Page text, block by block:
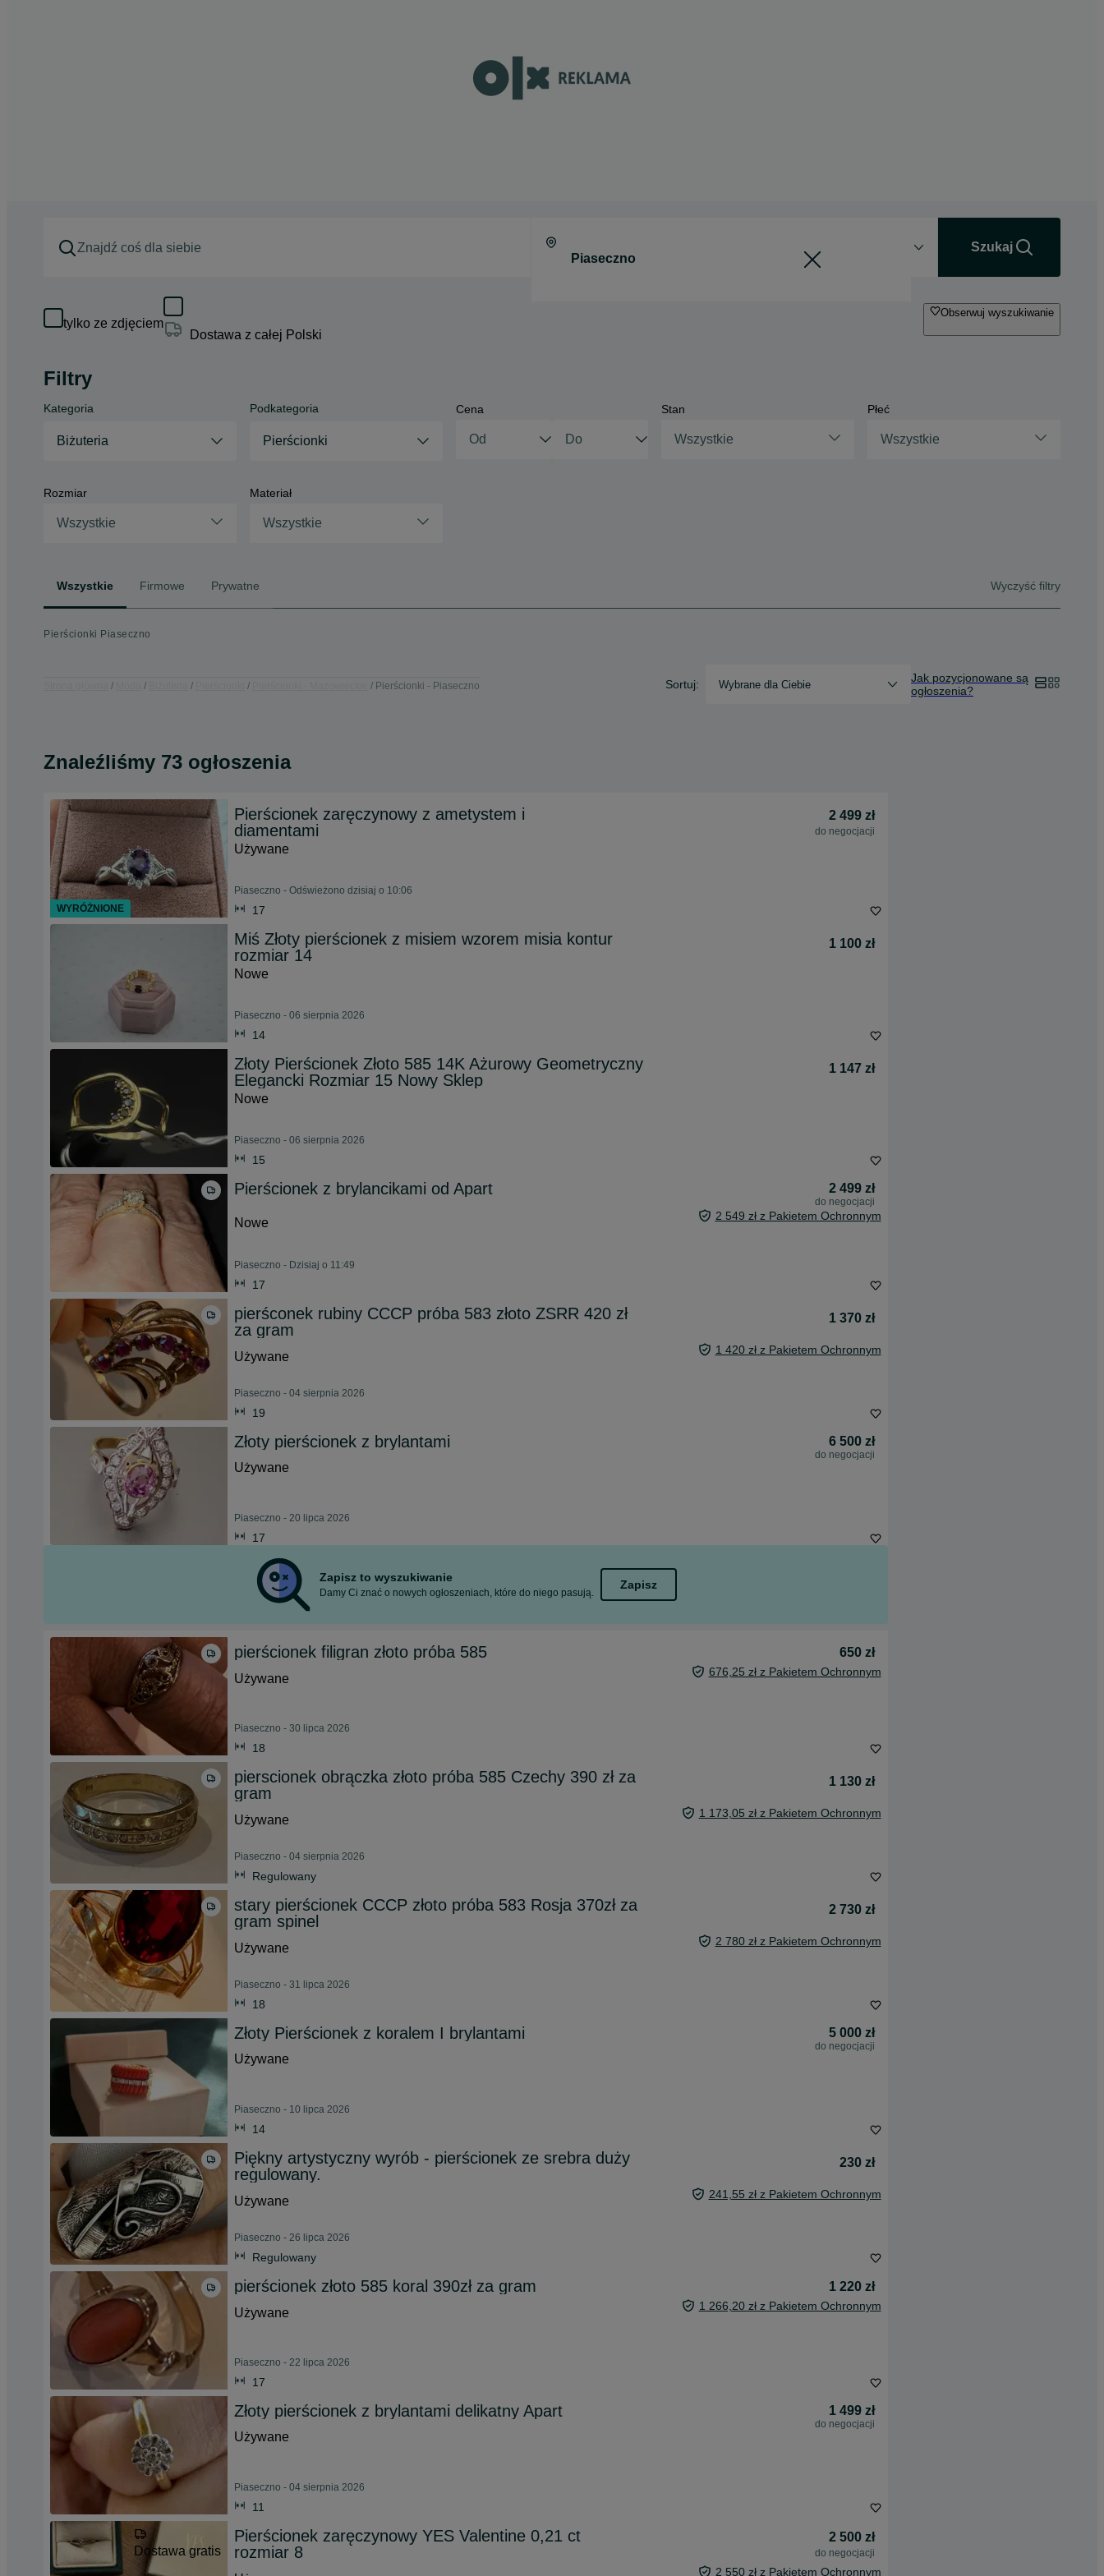
Szukaj
tylko ze zdjęciem
Dostawa z całej Polski
Obserwuj wyszukiwanie
Filtry
Kategoria
Biżuteria
Podkategoria
Pierścionki
Cena Stan
Wszystkie
Płeć
Wszystkie
Rozmiar
Wszystkie
Materiał
Wszystkie
Wszystkie Firmowe Prywatne Wyczyść filtry
Pierścionki Piaseczno
Pierścionki - Piaseczno Sortuj: Wybrane dla Ciebie
Jak pozycjonowane są
ogłoszenia?
Znaleźliśmy 73 ogłoszenia
Pierścionek zaręczynowy z ametystem i
diamentami
2 499 zł
do negocjacji
Używane
Piaseczno - Odświeżono dzisiaj o 10:06
17
Miś Złoty pierścionek z misiem wzorem misia kontur
rozmiar 14
1 100 zł
Nowe
Piaseczno - 06 sierpnia 2026
14
Złoty Pierścionek Złoto 585 14K Ażurowy Geometryczny
Elegancki Rozmiar 15 Nowy Sklep
1 147 zł
Nowe
Piaseczno - 06 sierpnia 2026
15
Pierścionek z brylancikami od Apart 2 499 zł
do negocjacji
Nowe 2 549 zł z Pakietem Ochronnym
Piaseczno - Dzisiaj o 11:49
17
pierśconek rubiny CCCP próba 583 złoto ZSRR 420 zł
za gram
1 370 zł
Używane 1 420 zł z Pakietem Ochronnym
Piaseczno - 04 sierpnia 2026
19
Złoty pierścionek z brylantami 6 500 zł
do negocjacji
Używane
Piaseczno - 20 lipca 2026
17
Zapisz to wyszukiwanie
Damy Ci znać o nowych ogłoszeniach, które do niego pasują.
Zapisz
pierścionek filigran złoto próba 585
650 zł
Używane
676,25 zł z Pakietem Ochronnym
Piaseczno - 30 lipca 2026
18
pierscionek obrączka złoto próba 585 Czechy 390 zł za
gram
1 130 zł
Używane 1 173,05 zł z Pakietem Ochronnym
Piaseczno - 04 sierpnia 2026
Regulowany
stary pierścionek CCCP złoto próba 583 Rosja 370zł za
gram spinel
2 730 zł
Używane 2 780 zł z Pakietem Ochronnym
Piaseczno - 31 lipca 2026
18
Złoty Pierścionek z koralem I brylantami 5 000 zł
do negocjacji
Używane
Piaseczno - 10 lipca 2026
14
Piękny artystyczny wyrób - pierścionek ze srebra duży
regulowany.
230 zł
Używane 241,55 zł z Pakietem Ochronnym
Piaseczno - 26 lipca 2026
Regulowany
pierścionek złoto 585 koral 390zł za gram
1 220 zł
Używane
1 266,20 zł z Pakietem Ochronnym
Piaseczno - 22 lipca 2026
17
Złoty pierścionek z brylantami delikatny Apart 1 499 zł
do negocjacji
Używane
Piaseczno - 04 sierpnia 2026
11
Dostawa gratis
Pierścionek zaręczynowy YES Valentine 0,21 ct
rozmiar 8
2 500 zł
do negocjacji
2 550 zł z Pakietem Ochronnym
WYRÓŻNIONE